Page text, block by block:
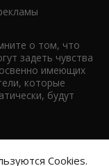
о том, что
задеть чувства
имеющих
которые
будут
Cookies.